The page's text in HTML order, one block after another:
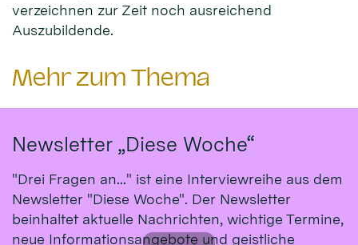
verzeichnen zur Zeit noch ausreichend
Auszubildende.
Mehr zum Thema
Newsletter „Diese Woche“
"Drei Fragen an..." ist eine Interviewreihe aus dem
Newsletter "Diese Woche". Der Newsletter
beinhaltet aktuelle Nachrichten, wichtige Termine,
neue Informationsangebote und geistliche